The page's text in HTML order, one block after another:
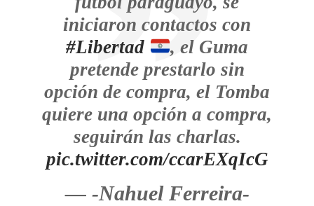
iniciaron contactos con
#Libertad
, el Guma
pretende prestarlo sin
opción de compra, el Tomba
quiere una opción a compra,
seguirán las charlas.
pic.twitter.com/ccarEXqIcG
— -Nahuel Ferreira-